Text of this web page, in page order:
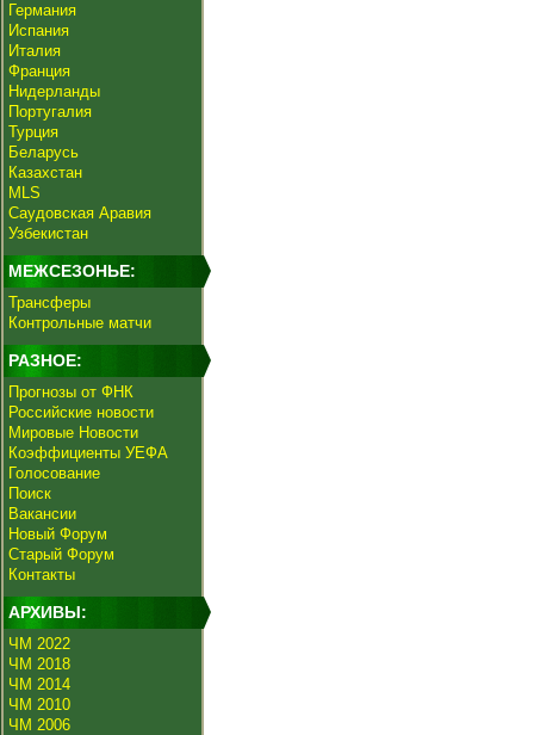
Германия
Испания
Италия
Франция
Нидерланды
Португалия
Турция
Беларусь
Казахстан
MLS
Саудовская Аравия
Узбекистан
МЕЖСЕЗОНЬЕ:
Трансферы
Контрольные матчи
РАЗНОЕ:
Прогнозы от ФНК
Российские новости
Мировые Новости
Коэффициенты УЕФА
Голосование
Поиск
Вакансии
Новый Форум
Старый Форум
Контакты
АРХИВЫ:
ЧМ 2022
ЧМ 2018
ЧМ 2014
ЧМ 2010
ЧМ 2006